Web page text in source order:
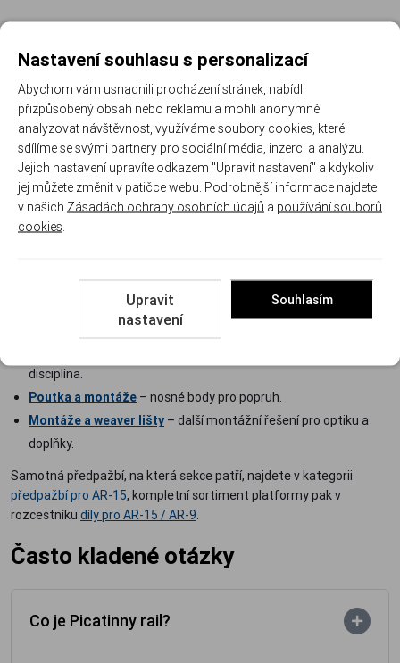
Pro svítilnu obvykle stačí krátká sekce se čtyřmi sloty, dvojnožka
chce pevné usazení na spodní stranu předpažbí. Před objednávkou
si rozmyslete, kam příslušenství patří ergonomicky: světlo tak, ať
na spínač dosáhne palec, poutko popruhu zase blíž těžišti zbraně.
Barva a povrch
Sekce vedeme v černé, FDE i odolném nástřiku Cerakote, takže
doladíte i pušku v nestandardní barvě. Opěrka ruky UTG navíc
funguje jako mechanický doraz, o který se úchop opře při
Co na nový rail namontovat
Svítilny na zbraně– první doplněk každé obranné pušky.
disciplína.
Poutka a montáže – nosné body pro popruh.
Montáže a weaver lišty – další montážní řešení pro optiku a
doplňky.
Samotná předpažbí, na která sekce patří, najdete v kategorii
předpažbí pro AR-15, kompletní sortiment platformy pak v
rozcestníku díly pro AR-15 / AR-9.
Často kladené otázky
Co je Picatinny rail?
Nastavení souhlasu s personalizací
Abychom vám usnadnili procházení stránek, nabídli
přizpůsobený obsah nebo reklamu a mohli anonymně
analyzovat návštěvnost, využíváme soubory cookies, které
sdílíme se svými partnery pro sociální média, inzerci a analýzu.
Jejich nastavení upravíte odkazem "Upravit nastavení" a kdykoliv
jej můžete změnit v patičce webu. Podrobnější informace najdete
v našich Zásadách ochrany osobních údajů a používání souborů
cookies
Upravit
nastavení
Souhlasím